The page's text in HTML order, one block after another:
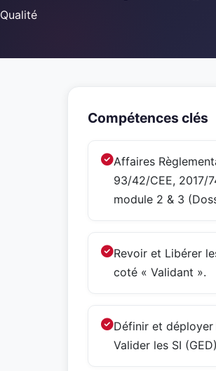
Qualité
Compétences clés
Affaires
93/42/CEE, 2017/
module 2 & 3
Revoir et Libérer
coté « Validant ».
Définir et
Valider les SI (GED)